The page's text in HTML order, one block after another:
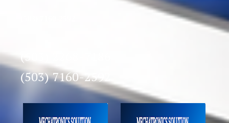
(503) 2268-7186
(503) 7160-2592